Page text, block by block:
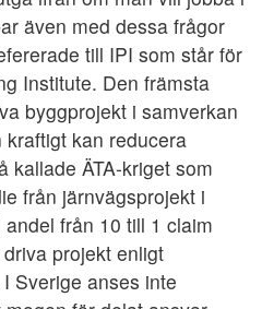
även med dessa frågor
till IPI som står för
Institute. Den främsta
byggprojekt i samverkan
kan reducera
kallade ÄTA-kriget som
från järnvägsprojekt i
från 10 till 1 claim
projekt enligt
Sverige anses inte